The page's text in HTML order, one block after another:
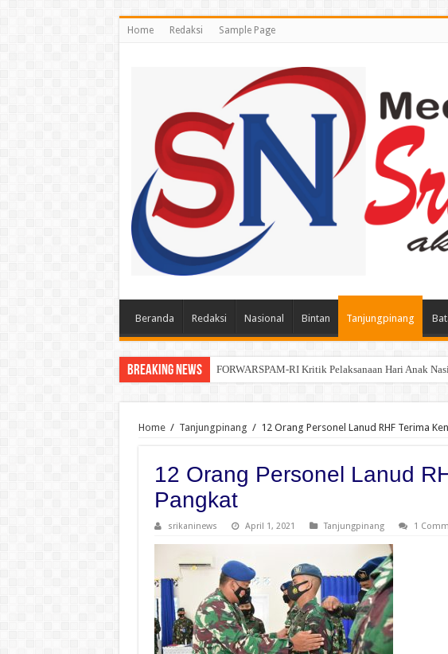
Home Redaksi Sample Page
Beranda Redaksi Nasional Bintan Tanjungpinang
Breaking News FORWARSPAM-RI Kritik Pelaksanaan Hari Anak
Home / Tanjungpinang / 12 Orang Personel Lanud RHF Terima
12 Orang Personel Lanud
Pangkat
srikaninews April 1, 2021 Tanjungpinang 1